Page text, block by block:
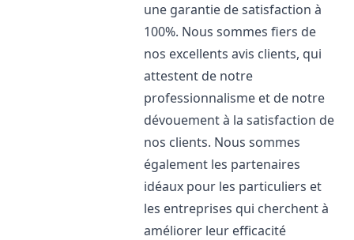
une garantie de satisfaction à
100%. Nous sommes fiers de
nos excellents avis clients, qui
attestent de notre
professionnalisme et de notre
dévouement à la satisfaction de
nos clients. Nous sommes
également les partenaires
idéaux pour les particuliers et
les entreprises qui cherchent à
améliorer leur efficacité